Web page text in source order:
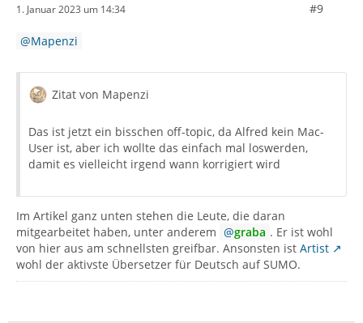
1. Januar 2023 um 14:34 #9
Mapenzi
Zitat von Mapenzi
Das ist jetzt ein bisschen off-topic, da Alfred kein Mac-
User ist, aber ich wollte das einfach mal loswerden,
damit es vielleicht irgend wann korrigiert wird
Im Artikel ganz unten stehen die Leute, die daran
mitgearbeitet haben, unter anderem
graba . Er ist wohl
von hier aus am schnellsten greifbar. Ansonsten ist Artist
wohl der aktivste Übersetzer für Deutsch auf SUMO.